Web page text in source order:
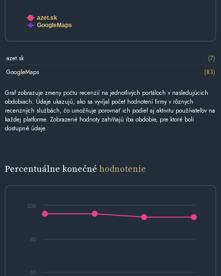
azet.sk
GoogleMaps
azet.sk
(7)
GoogleMaps
(83)
Graf zobrazuje zmeny počtu recenzií na jednotlivých portáloch v nasledujúcich
obdobiach. Údaje ukazujú, ako sa vyvíjal počet hodnotení firmy v rôznych
recenzných službách, čo umožňuje porovnať ich podiel aj aktivitu používateľov na
každej platforme. Zobrazené hodnoty zahŕňajú iba obdobie, pre ktoré boli
dostupné údaje.
Percentuálne konečné hodnotenie
60
80
100